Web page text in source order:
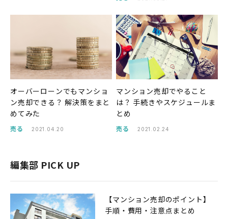
オーバーローンでもマンショ
ン売却できる？ 解決策をまと
めてみた
売る 2021.04.20
マンション売却でやること
は？ 手続きやスケジュールま
とめ
売る 2021.02.24
編集部 PICK UP
【マンション売却のポイント】
手順・費用・注意点まとめ